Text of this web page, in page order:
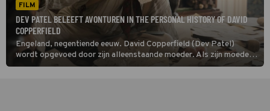
FILM
DEV PATEL BELEEFT AVONTUREN IN THE PERSONAL HISTORY OF DAVID
COPPERFIELD
Engeland, negentiende eeuw. David Copperfield (Dev Patel)
wordt opgevoed door zijn alleenstaande moeder. Als zijn moeder
hertrouwt, verandert zijn leven in The Personal History of David